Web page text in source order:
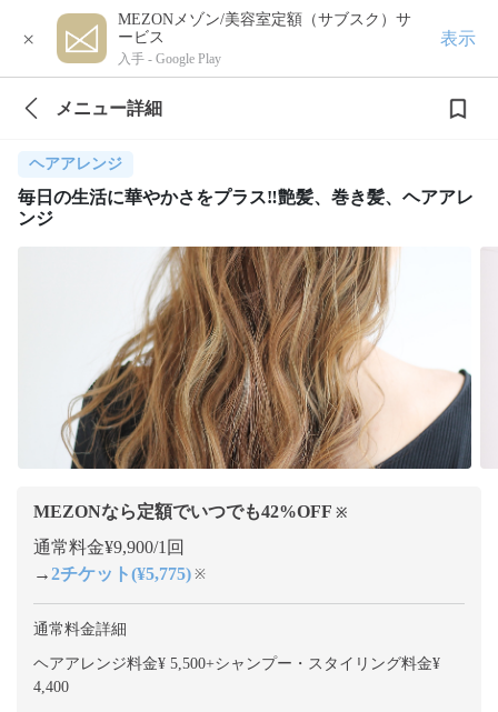
×
MEZONメゾン/美容室定額（サブスク）サ
ービス
入手 - Google Play
表示
メニュー詳細
ヘアアレンジ
毎日の生活に華やかさをプラス‼︎艶髪、巻き髪、ヘアアレ
ンジ
MEZONなら定額でいつでも42%OFF ※
通常料金¥9,900/1回
→2チケット(¥5,775) ※
通常料金詳細
ヘアアレンジ料金¥ 5,500+シャンプー・スタイリング料金¥
4,400